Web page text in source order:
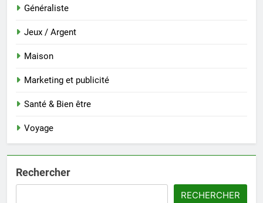
Généraliste
Jeux / Argent
Maison
Marketing et publicité
Santé & Bien être
Voyage
Rechercher
RECHERCHER